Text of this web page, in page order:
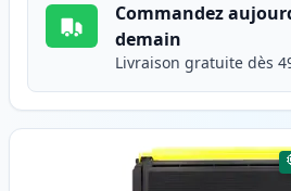
Commandez
demain
Livraison gratuite dès